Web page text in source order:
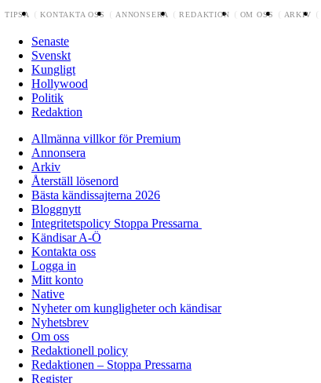
TIPSA KONTAKTA OSS ANNONSERA REDAKTION OM OSS ARKIV
Senaste
Svenskt
Kungligt
Hollywood
Politik
Redaktion
Allmänna villkor för Premium
Annonsera
Arkiv
Återställ lösenord
Bästa kändissajterna 2026
Bloggnytt
Integritetspolicy Stoppa Pressarna
Kändisar A-Ö
Kontakta oss
Logga in
Mitt konto
Native
Nyheter om kungligheter och kändisar
Nyhetsbrev
Om oss
Redaktionell policy
Redaktionen – Stoppa Pressarna
Register